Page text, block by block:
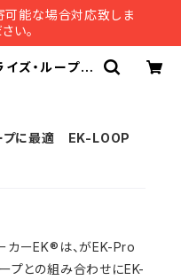
可能な場合対応致しま
い。
ズ・ループに
プに最適 EK-LOOP
カーEK®は、がEK-Pro
ープとの組み合わせにEK-